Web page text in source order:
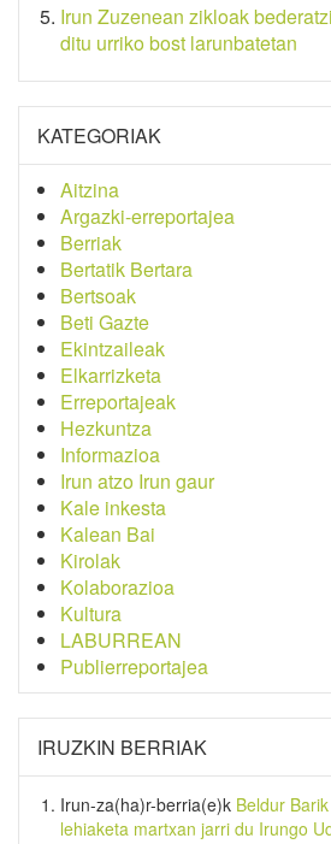
Irun Zuzenean zikloak
ditu urriko bost larunbatetan
KATEGORIAK
Aitzina
Argazki-erreportajea
Berriak
Bertatik Bertara
Bertsoak
Beti Gazte
Ekintzaileak
Elkarrizketa
Erreportajeak
Hezkuntza
Informazioa
Irun atzo Irun gaur
Kale inkesta
Kalean Bai
Kirolak
Kolaborazioa
Kultura
LABURREAN
Publierreportajea
IRUZKIN BERRIAK
Irun-za(ha)r-berria(e)k Beldur
lehiaketa martxan jarri du Irungo